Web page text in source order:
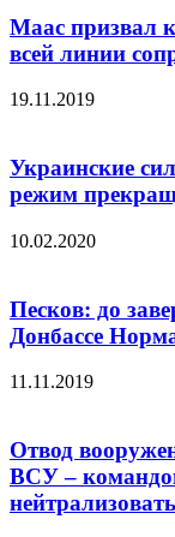
Маас призвал
всей линии
19.11.2019
Украинские
режим
10.02.2020
Песков: до
Донбассе
11.11.2019
Отвод
ВСУ –